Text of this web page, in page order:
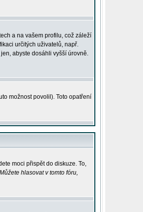
a na vašem profilu, což záleží
určitých uživatelů, např.
abyste dosáhli vyšší úrovně.
možnost povolil). Toto opatření
moci přispět do diskuze. To,
hlasovat v tomto fóru,